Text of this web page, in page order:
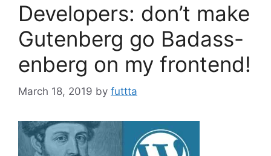
Developers: don’t make
Gutenberg go Badass-
enberg on my frontend!
March 18, 2019 by futtta